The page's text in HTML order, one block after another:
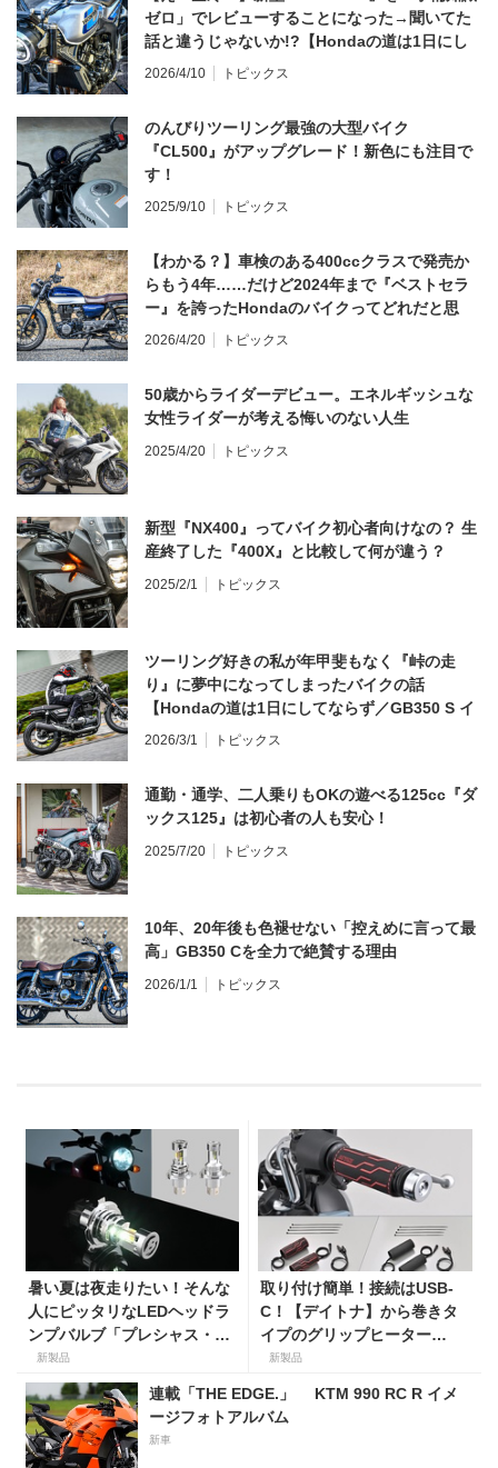
ゼロ」でレビューすることになった→聞いてた
話と違うじゃないか!?【Hondaの道は1日にし
てならず／CB1000F ①第一印象 編】
2026/4/10 トピックス
のんびりツーリング最強の大型バイク
『CL500』がアップグレード！新色にも注目で
す！
2025/9/10 トピックス
【わかる？】車検のある400ccクラスで発売か
らもう4年……だけど2024年まで『ベストセラ
ー』を誇ったHondaのバイクってどれだと思
う？
2026/4/20 トピックス
50歳からライダーデビュー。エネルギッシュな
女性ライダーが考える悔いのない人生
2025/4/20 トピックス
新型『NX400』ってバイク初心者向けなの？ 生
産終了した『400X』と比較して何が違う？
2025/2/1 トピックス
ツーリング好きの私が年甲斐もなく『峠の走
り』に夢中になってしまったバイクの話
【Hondaの道は1日にしてならず／GB350 S イ
ンプレ・レビュー 前編】
2026/3/1 トピックス
通勤・通学、二人乗りもOKの遊べる125cc『ダ
ックス125』は初心者の人も安心！
2025/7/20 トピックス
10年、20年後も色褪せない「控えめに言って最
高」GB350 Cを全力で絶賛する理由
2026/1/1 トピックス
暑い夏は夜走りたい！そんな
人にピッタリなLEDヘッドラ
ンプバルブ「プレシャス・レ
イ ZX」が【デイトナ】から
登場
新製品
取り付け簡単！接続はUSB-
C！【デイトナ】から巻きタ
イプのグリップヒーター
「HOT GRIP WRAP HEAT」
新製品
連載「THE EDGE.」 KTM 990 RC R イメ
ージフォトアルバム
新車